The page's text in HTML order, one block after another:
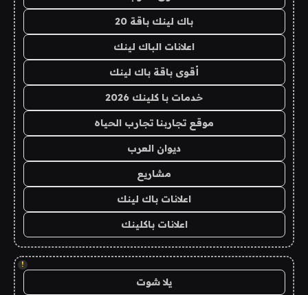
باك لينك باقة 20
اعلانات الباك لينك
أقوى باقة باك لينك
خدمات با كلينك 2026
موقع تجاربنا تجارب الحياه
ديوان العرب
مشاريع
اعلانات باك لينك
اعلانات باكلينك
!
يلا شوت